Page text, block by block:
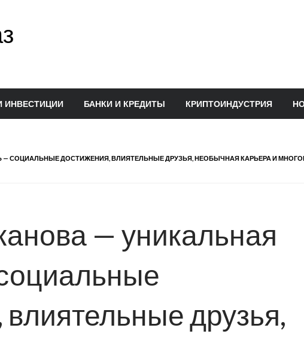
ИНВЕСТИЦИИ БАНКИ И КРЕДИТЫ КРИПТОИНДУСТРИЯ
СОЦИАЛЬНЫЕ ДОСТИЖЕНИЯ, ВЛИЯТЕЛЬНЫЕ ДРУЗЬЯ, НЕОБЫЧНАЯ КАРЬЕРА И
— уникальная
друзья,